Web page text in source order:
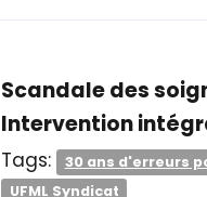
Scandale des
Intervention
Tags: 30 ans d'erreurs
UFML Syndicat